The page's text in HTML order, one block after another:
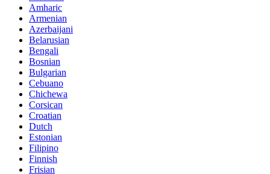
Amharic
Armenian
Azerbaijani
Belarusian
Bengali
Bosnian
Bulgarian
Cebuano
Chichewa
Corsican
Croatian
Dutch
Estonian
Filipino
Finnish
Frisian